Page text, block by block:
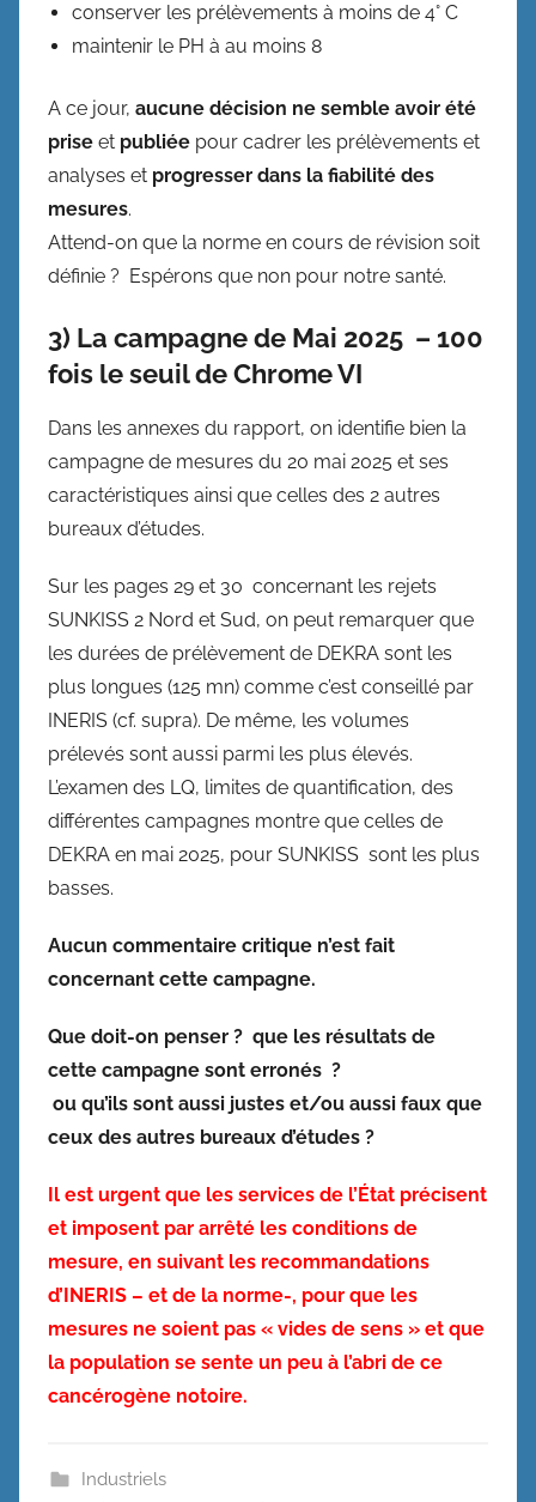
conserver les prélèvements à moins de 4° C
maintenir le PH à au moins 8
A ce jour, aucune décision ne semble avoir été
prise et publiée pour cadrer les prélèvements et
analyses et progresser dans la fiabilité des
mesures.
Attend-on que la norme en cours de révision soit
définie ? Espérons que non pour notre santé.
3) La campagne de Mai 2025 – 100
fois le seuil de Chrome VI
Dans les annexes du rapport, on identifie bien la
campagne de mesures du 20 mai 2025 et ses
caractéristiques ainsi que celles des 2 autres
bureaux d’études.
Sur les pages 29 et 30 concernant les rejets
SUNKISS 2 Nord et Sud, on peut remarquer que
les durées de prélèvement de DEKRA sont les
plus longues (125 mn) comme c’est conseillé par
INERIS (cf. supra). De même, les volumes
prélevés sont aussi parmi les plus élevés.
L’examen des LQ, limites de quantification, des
différentes campagnes montre que celles de
DEKRA en mai 2025, pour SUNKISS sont les plus
basses.
Aucun commentaire critique n’est fait
concernant cette campagne.
Que doit-on penser ? que les résultats de
cette campagne sont erronés ?
ou qu’ils sont aussi justes et/ou aussi faux que
ceux des autres bureaux d’études ?
Il est urgent que les services de l’État précisent
et imposent par arrêté les conditions de
mesure, en suivant les recommandations
d’INERIS – et de la norme-, pour que les
mesures ne soient pas « vides de sens » et que
la population se sente un peu à l’abri de ce
cancérogène notoire.
Industriels